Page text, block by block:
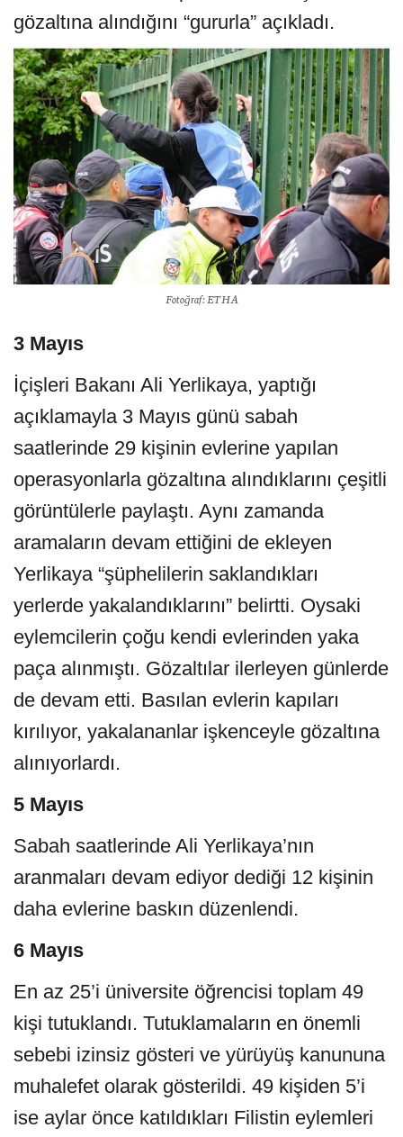
gözaltına alındığını “gururla” açıkladı.
Fotoğraf: ETHA
3 Mayıs
İçişleri Bakanı Ali Yerlikaya, yaptığı
açıklamayla 3 Mayıs günü sabah
saatlerinde 29 kişinin evlerine yapılan
operasyonlarla gözaltına alındıklarını çeşitli
görüntülerle paylaştı. Aynı zamanda
aramaların devam ettiğini de ekleyen
Yerlikaya “şüphelilerin saklandıkları
yerlerde yakalandıklarını” belirtti. Oysaki
eylemcilerin çoğu kendi evlerinden yaka
paça alınmıştı. Gözaltılar ilerleyen günlerde
de devam etti. Basılan evlerin kapıları
kırılıyor, yakalananlar işkenceyle gözaltına
alınıyorlardı.
5 Mayıs
Sabah saatlerinde Ali Yerlikaya’nın
aranmaları devam ediyor dediği 12 kişinin
daha evlerine baskın düzenlendi.
6 Mayıs
En az 25’i üniversite öğrencisi toplam 49
kişi tutuklandı. Tutuklamaların en önemli
sebebi izinsiz gösteri ve yürüyüş kanununa
muhalefet olarak gösterildi. 49 kişiden 5’i
ise aylar önce katıldıkları Filistin eylemleri